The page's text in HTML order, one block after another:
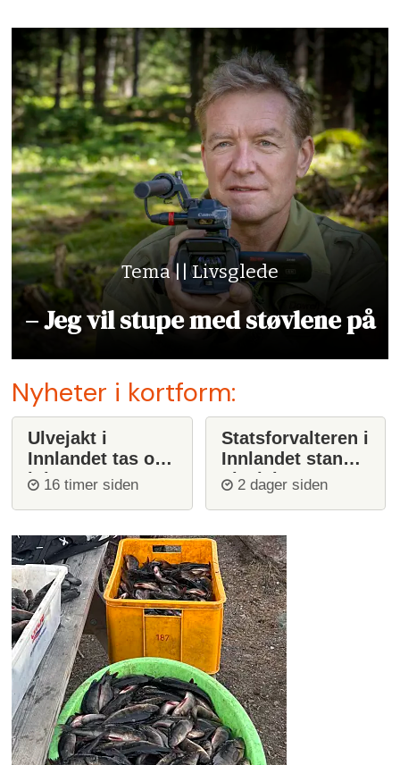
Tema || Livsglede
– Jeg vil stupe med støvlene på
Nyheter i kortform:
Ulvejakt i
Innlandet tas opp
igjen
16 timer siden
Statsforvalteren i
Innlandet stanser
ulvejakt
2 dager siden